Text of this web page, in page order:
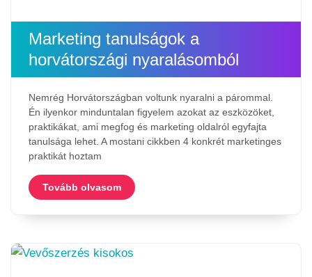
Marketing tanulságok a
horvátországi nyaralásomból
Nemrég Horvátországban voltunk nyaralni a párommal.
Én ilyenkor minduntalan figyelem azokat az eszközöket,
praktikákat, ami megfog és marketing oldalról egyfajta
tanulsága lehet. A mostani cikkben 4 konkrét marketinges
praktikát hoztam
Tovább olvasom